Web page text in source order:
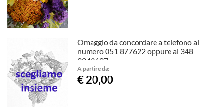
Omaggio da concordare a telefono al
numero 051 877622 oppure al 348
3243607
A partire da:
€ 20,00